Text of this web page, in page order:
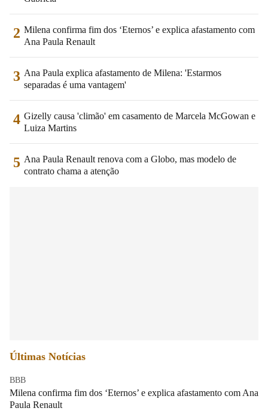
2 Milena confirma fim dos ‘Eternos’ e explica afastamento com
Ana Paula Renault
3 Ana Paula explica afastamento de Milena: 'Estarmos
separadas é uma vantagem'
4 Gizelly causa 'climão' em casamento de Marcela McGowan e
Luiza Martins
5 Ana Paula Renault renova com a Globo, mas modelo de
contrato chama a atenção
Últimas Notícias
BBB
Milena confirma fim dos ‘Eternos’ e explica afastamento com Ana
Paula Renault